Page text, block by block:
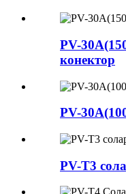
PV-
конектор
PV-
PV-T3